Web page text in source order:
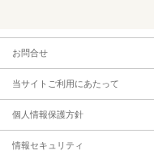
お問合せ
当サイトご利用にあたって
個人情報保護方針
情報セキュリティ